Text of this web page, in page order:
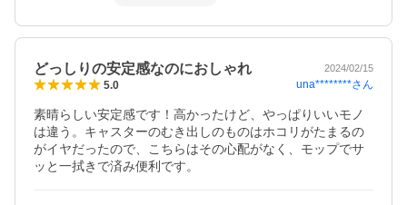
どっしりの安定感なのにおしゃれ 2024/02/15
5.0 una********さん
素晴らしい安定感です！高かったけど、やっぱりいいモノ
は違う。キャスターのむき出しのものはホコリがたまるの
がイヤだったので、こちらはその心配がなく、モップでサ
ッと一拭きで済み便利です。